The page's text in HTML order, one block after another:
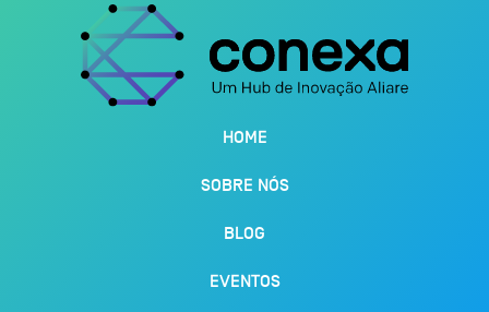
HOME
SOBRE NÓS
BLOG
EVENTOS